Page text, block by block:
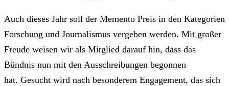
Auch dieses Jahr soll der Memento Preis in den Kategorien
Forschung und Journalismus vergeben werden. Mit großer
Freude weisen wir als Mitglied darauf hin, dass das
Bündnis nun mit den Ausschreibungen begonnen
hat. Gesucht wird nach besonderem Engagement, das sich